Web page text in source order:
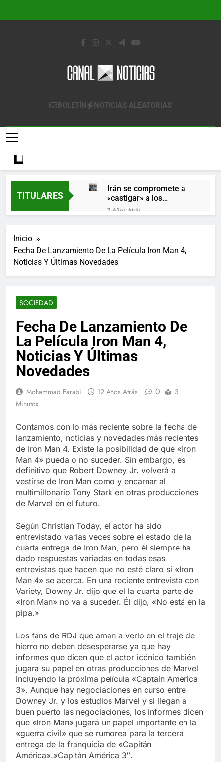
Canal Noticias
Canal Noticias
BOLETÍN NOTICIAS ALEATORIAS
TITULARES
Irán se compromete a
«castigar» a los
responsables de
derribar un avión
7 Años Atrás
diciembre
Los últimos paquetes
especiales Hush Socks
7 Años Atrás
La familia Kennedy
entierra a otro
miembro de la familia
7 Años Atrás
Cápsulas Ultra Max
Testo a Precios
Colombia, Perú ,
Crema Precios –
México – Descuentos
Masivos en Mercado
Libre
7 Años Atrás
Crucero en México te
lleva a lugares
paranormales con
binoculares de visión
nocturna y reuniones de
secuestrados
7 Años Atrás
La Inteligencia Artificial
deepfake de Samsung
Inicio
Fecha De Lanzamiento De La Película Iron Man 4,
Noticias Y Últimas Novedades
SOCIEDAD
Fecha De Lanzamiento De
La Película Iron Man 4,
Noticias Y Últimas
Novedades
Mohammad Farabi 12 Años Atrás 0
3
Minutos
Contamos con lo más reciente sobre la fecha de
lanzamiento, noticias y novedades más recientes
de Iron Man 4. Existe la posibilidad de que «Iron
Man 4» pueda o no suceder. Sin embargo, es
definitivo que Robert Downey Jr. volverá a
vestirse de Iron Man como y encarnar al
multimillonario Tony Stark en otras producciones
de Marvel en el futuro.
Según Christian Today, el actor ha sido
entrevistado varias veces sobre el estado de la
cuarta entrega de Iron Man, pero él siempre ha
dado respuestas variadas en todas esas
entrevistas que hacen que no esté claro si «Iron
Man 4» se acerca. En una reciente entrevista con
Variety, Downy Jr. dijo que el la cuarta parte de
«Iron Man» no va a suceder. Él dijo, «No está en la
pipa.»
Los fans de RDJ que aman a verlo en el traje de
hierro no deben desesperarse ya que hay
informes que dicen que el actor icónico también
jugará su papel en otras producciones de Marvel
incluyendo la próxima película «Captain America
3». Aunque hay negociaciones en curso entre
Downey Jr. y los estudios Marvel y si llegan a
buen puerto las negociaciones, los informes dicen
que «Iron Man» jugará un papel importante en la
«guerra civil» que se rumorea para la tercera
entrega de la franquicia de «Capitán
América».»Capitán América 3″.